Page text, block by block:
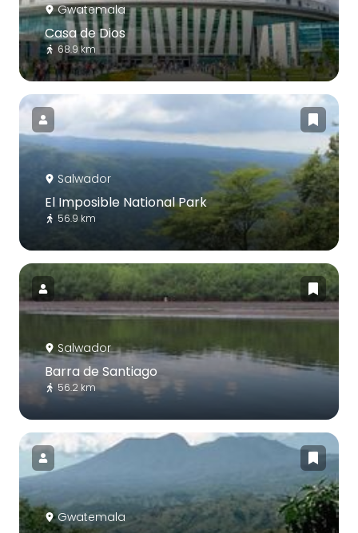
Gwatemala
Casa de Dios
68.9 km
Salwador
El Imposible National Park
56.9 km
Salwador
Barra de Santiago
56.2 km
Gwatemala